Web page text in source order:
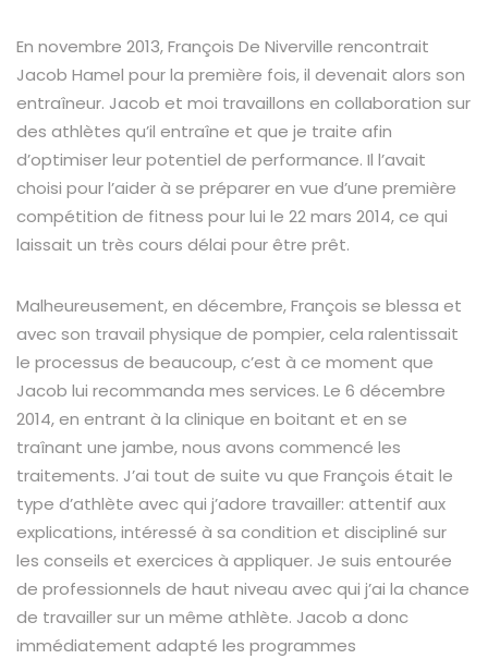
En novembre 2013, François De Niverville rencontrait
Jacob Hamel pour la première fois, il devenait alors son
entraîneur. Jacob et moi travaillons en collaboration sur
des athlètes qu’il entraîne et que je traite afin
d’optimiser leur potentiel de performance. Il l’avait
choisi pour l’aider à se préparer en vue d’une première
compétition de fitness pour lui le 22 mars 2014, ce qui
laissait un très cours délai pour être prêt.
Malheureusement, en décembre, François se blessa et
avec son travail physique de pompier, cela ralentissait
le processus de beaucoup, c’est à ce moment que
Jacob lui recommanda mes services. Le 6 décembre
2014, en entrant à la clinique en boitant et en se
traînant une jambe, nous avons commencé les
traitements. J’ai tout de suite vu que François était le
type d’athlète avec qui j’adore travailler: attentif aux
explications, intéressé à sa condition et discipliné sur
les conseils et exercices à appliquer. Je suis entourée
de professionnels de haut niveau avec qui j’ai la chance
de travailler sur un même athlète. Jacob a donc
immédiatement adapté les programmes